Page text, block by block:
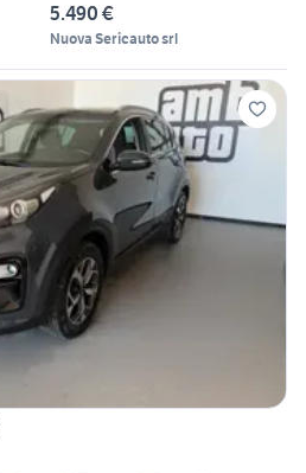
5.490 €
Nuova Sericauto srl